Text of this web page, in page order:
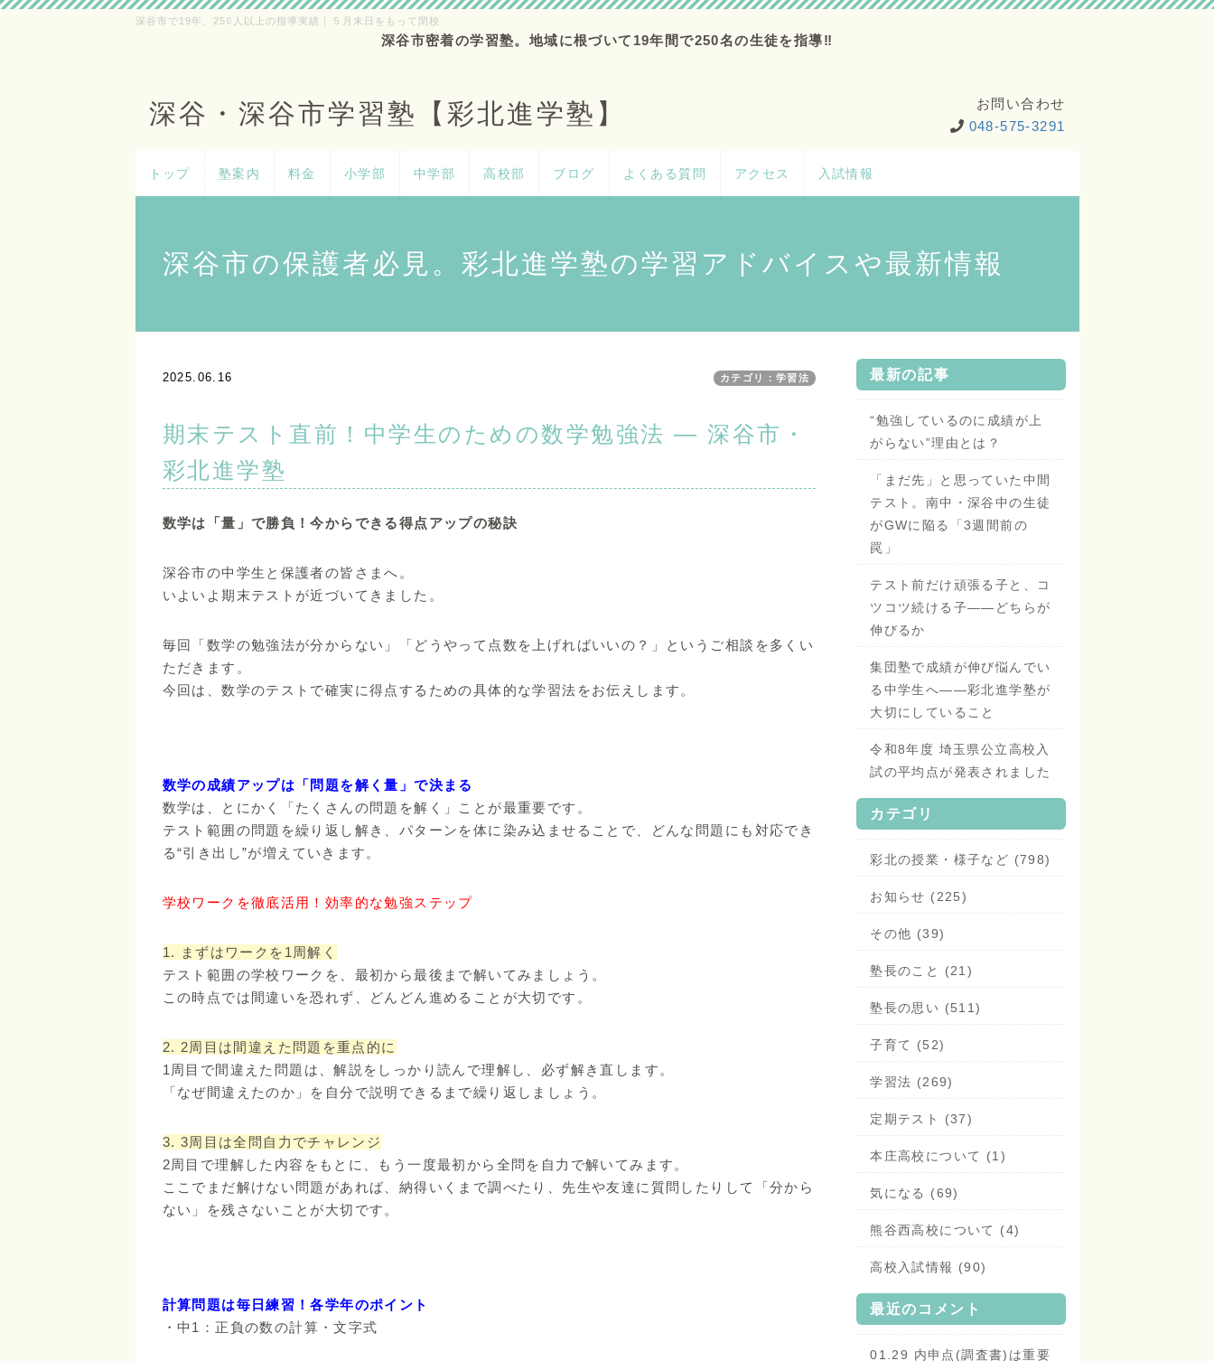
深谷市で19年、250人以上の指導実績｜５月末日をもって閉校
深谷市密着の学習塾。地域に根づいて19年間で250名の生徒を指導‼
深谷・深谷市学習塾【彩北進学塾】
お問い合わせ
048-575-3291
トップ 塾案内 料金 小学部 中学部 高校部 ブログ よくある質問 アクセス 入試情報
深谷市の保護者必見。彩北進学塾の学習アドバイスや最新情報
2025.06.16 カテゴリ：学習法
期末テスト直前！中学生のための数学勉強法 ― 深谷市・
彩北進学塾
数学は「量」で勝負！今からできる得点アップの秘訣
深谷市の中学生と保護者の皆さまへ。
いよいよ期末テストが近づいてきました。
毎回「数学の勉強法が分からない」「どうやって点数を上げればいいの？」というご相談を多くい
ただきます。
今回は、数学のテストで確実に得点するための具体的な学習法をお伝えします。
数学の成績アップは「問題を解く量」で決まる
数学は、とにかく「たくさんの問題を解く」ことが最重要です。
テスト範囲の問題を繰り返し解き、パターンを体に染み込ませることで、どんな問題にも対応でき
る“引き出し”が増えていきます。
学校ワークを徹底活用！効率的な勉強ステップ
1. まずはワークを1周解く
テスト範囲の学校ワークを、最初から最後まで解いてみましょう。
この時点では間違いを恐れず、どんどん進めることが大切です。
2. 2周目は間違えた問題を重点的に
1周目で間違えた問題は、解説をしっかり読んで理解し、必ず解き直します。
「なぜ間違えたのか」を自分で説明できるまで繰り返しましょう。
3. 3周目は全問自力でチャレンジ
2周目で理解した内容をもとに、もう一度最初から全問を自力で解いてみます。
ここでまだ解けない問題があれば、納得いくまで調べたり、先生や友達に質問したりして「分から
ない」を残さないことが大切です。
計算問題は毎日練習！各学年のポイント
・中1：正負の数の計算・文字式
最新の記事
“勉強しているのに成績が上
がらない”理由とは？
「まだ先」と思っていた中間
テスト。南中・深谷中の生徒
がGWに陥る「3週間前の
罠」
テスト前だけ頑張る子と、コ
ツコツ続ける子——どちらが
伸びるか
集団塾で成績が伸び悩んでい
る中学生へ——彩北進学塾が
大切にしていること
令和8年度 埼玉県公立高校入
試の平均点が発表されました
カテゴリ
彩北の授業・様子など (798)
お知らせ (225)
その他 (39)
塾長のこと (21)
塾長の思い (511)
子育て (52)
学習法 (269)
定期テスト (37)
本庄高校について (1)
気になる (69)
熊谷西高校について (4)
高校入試情報 (90)
最近のコメント
01.29 内申点(調査書)は重要